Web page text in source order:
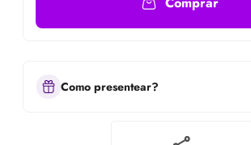
Como presentear?